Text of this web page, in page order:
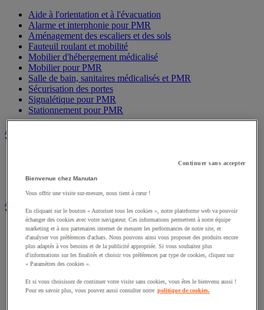
Aide à l'orientation et à l'évacuation
Alarme et interphonie pour PMR
Aménagement des escaliers et des sols
Fauteuil roulant et mobilité
Mobilier d'hébergement médicalisé
Mobilier pour PMR
Salle de bain, sanitaires médicalisés et PMR
Sécurisation des portes
Signalétique pour PMR
Stationnement pour PMR
Alarme et vidéosurveillance
Voir toute la catégorie
Vidéosurveillance
Armoire de sécurité et stockage de produits dangereux
Voir toute la catégorie
Accessoires pour armoire de sécurité et de stockage
Armoire bouteilles de gaz
Armoire de sûreté
Armoire multirisque
Armoire pour produits corrosifs
Armoire pour produits inflammables
Continuer sans accepter
Bienvenue chez Manutan
Vous offrir une visite sur-mesure, nous tient à cœur !
En cliquant sur le bouton « Autoriser tous les cookies », notre plateforme web va pouvoir
échanger des cookies avec votre navigateur. Ces informations permettent à notre équipe
marketing et à nos partenaires internet de mesurer les performances de notre site, et
d'analyser vos préférences d'achats. Nous pouvons ainsi vous proposer des produits encore
plus adaptés à vos besoins et de la publicité appropriée. Si vous souhaitez plus
d'informations sur les finalités et choisir vos préférences par type de cookies, cliquez sur
« Paramètres des cookies ».
Et si vous choisissez de continuer votre visite sans cookies, vous êtes le bienvenu aussi !
Pour en savoir plus, vous pouvez aussi consulter notre politique de cookies.